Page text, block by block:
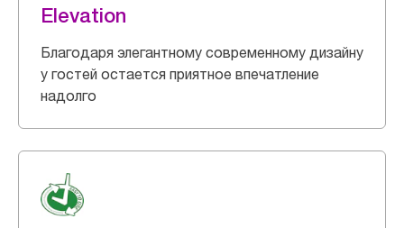
Elevation
Благодаря элегантному современному дизайну
у гостей остается приятное впечатление
надолго